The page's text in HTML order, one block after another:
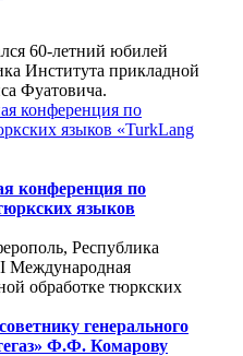
60-летний юбилей
Института прикладной
Фуатовича.
конференция по
языков
Республика
Международная
обработке тюркских
генерального
Ф.Ф. Комарову